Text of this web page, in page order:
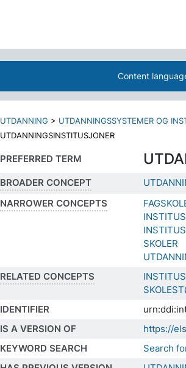
Content
UTDANNING > UTDANNINGSSYSTEMER OG
UTDANNINGSINSTITUSJONER
PREFERRED TERM
BROADER CONCEPT
NARROWER CONCEPTS
SKOLER
RELATED CONCEPTS
IDENTIFIER
IS A VERSION OF
https://
KEYWORD SEARCH
Search